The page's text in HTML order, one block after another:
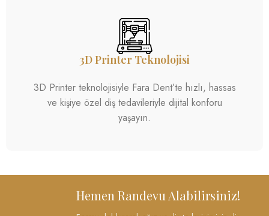
3D Printer Teknolojisi
3D Printer teknolojisiyle Fara Dent’te hızlı, hassas
ve kişiye özel diş tedavileriyle dijital konforu
yaşayın.
Hemen Randevu Alabilirsiniz!